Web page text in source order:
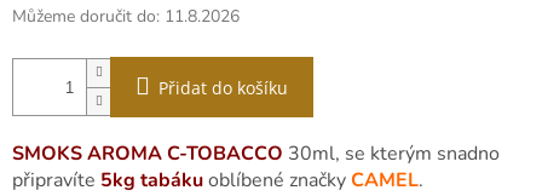
Můžeme doručit do: 11.8.2026
Přidat do košíku
SMOKS AROMA C-TOBACCO 30ml, se kterým snadno
připravíte 5kg tabákuoblíbené značkyCAMEL.